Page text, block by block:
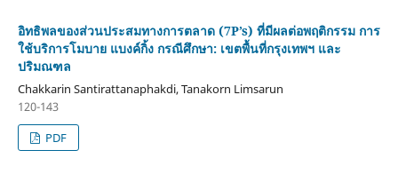
อิทธิพลของส่วนประสมทางการตลาด (7P’s) ที่มีผลต่อพฤติกรรม การ
ใช้บริการโมบาย แบงค์กิ้ง กรณีศึกษา: เขตพื้นที่กรุงเทพฯ และ
ปริมณฑล
Chakkarin Santirattanaphakdi, Tanakorn Limsarun
120-143
PDF